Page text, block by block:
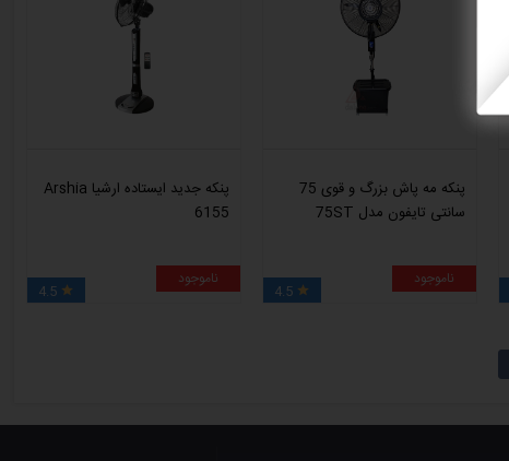
پنکه مه پاش بزرگ و قوی 75
سانتی تایفون مدل 75ST
ناموجود

پنکه جدید ایستاده ارشیا Arshia
6155
ناموجود

4.5